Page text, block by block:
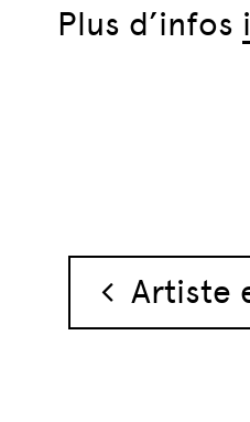
Plus d’infos
Artiste